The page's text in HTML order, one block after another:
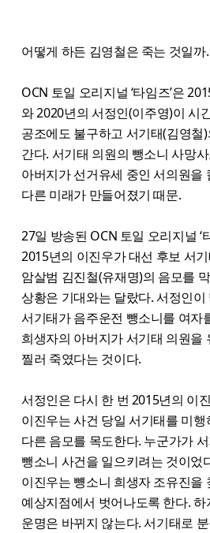
어떻게 하든 김영철은 죽는 것일까.
OCN 토일 오리지널 ‘타임즈’은
와 2020년의 서정인(이주영)이 시
공조에도 불구하고 서기태(김영철
간다. 서기태 의원의 뺑소니 사망
아버지가 선거유세 중인 서의원을
다른 미래가 만들어졌기 때문.
27일 방송된 OCN 토일 오리지널 ‘
2015년의 이진우가 대선 후보 서
암살범 김진철(유재명)의 음모를
상황은 기대와는 달랐다. 서정인
서기태가 음주운전 뺑소니를 여자
희생자의 아버지가 서기태 의원을
찔러 죽였다는 것이다.
서정인은 다시 한 번 2015년의 이
이진우는 사건 당일 서기태를 미
다른 음모를 목도한다. 누군가가
뺑소니 사건을 일으키려는 것이었
이진우는 뻉소니 희생자 조유진을
예상지점에서 벗어나도록 한다.
운명은 바뀌지 않는다. 서기태로